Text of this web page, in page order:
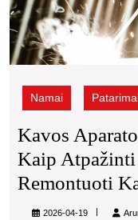
Namai
Kavos
Kaip
Remontuoti
2026-04-19